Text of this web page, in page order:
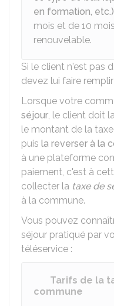
en formation, etc.)
mois et de 10
renouvelable.
Si le client n'est pas
devez lui faire
Lorsque votre
séjour, le client doit
le montant de la
puis la reverser à la
à une plateforme
paiement, c'est à
collecter la taxe de
à la commune.
Vous pouvez
séjour pratiqué par
téléservice :
Tarifs de la
commune